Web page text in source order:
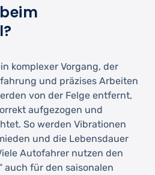
komplexer Vorgang, der
und präzises Arbeiten
von der Felge entfernt,
aufgezogen und
So werden Vibrationen
und die Lebensdauer
Autofahrer nutzen den
auch für den saisonalen